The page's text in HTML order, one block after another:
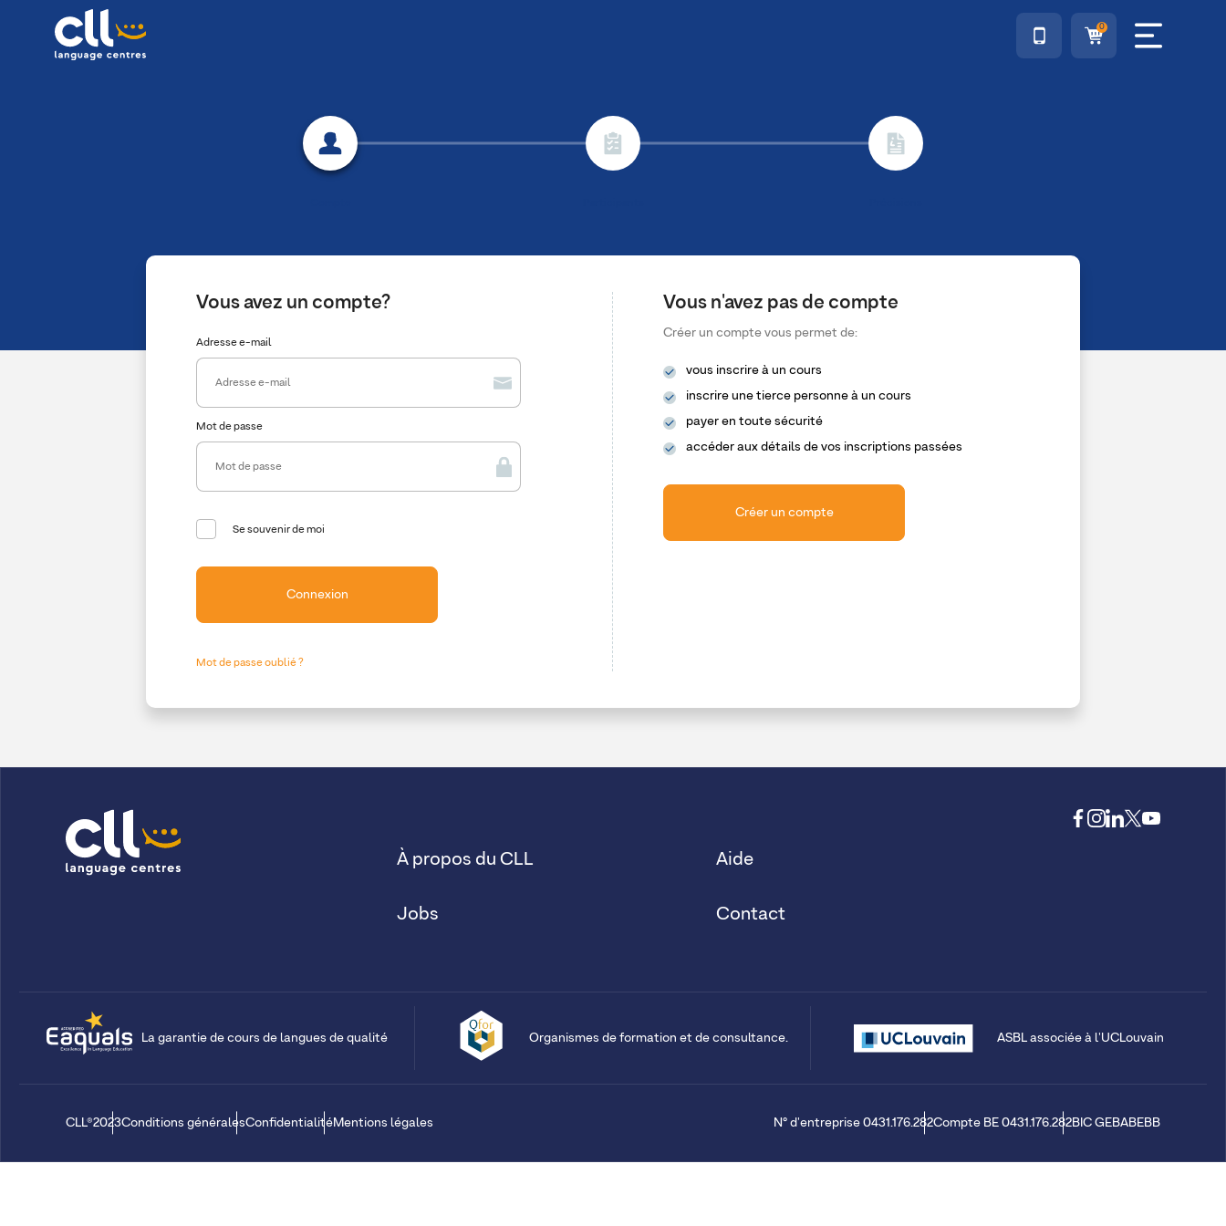
0
Vous avez un compte?
Adresse e-mail
Mot de passe
Se souvenir de moi
Connexion
Mot de passe oublié ?
Vous n'avez pas de compte
Créer un compte vous permet de:
vous inscrire à un cours
inscrire une tierce personne à un cours
payer en toute sécurité
accéder aux détails de vos inscriptions passées
Créer un compte
À propos du CLL
Jobs
Aide
Contact
La garantie de cours de langues de qualité Organismes de formation et de consultance. ASBL associée à l'UCLouvain
CLL®2023Conditions généralesConfidentialitéMentions légales N° d'entreprise 0431.176.282Compte BE 0431.176.282BIC GEBABEBB